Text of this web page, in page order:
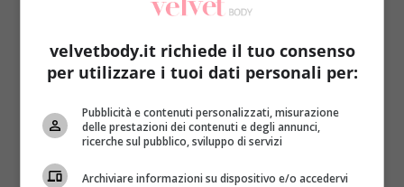
Ragno velenoso nelle banane, evacuato
supermercato. Allarme anche in Italia
velvetbody.it richiede il tuo consenso
per utilizzare i tuoi dati personali per:
Pubblicità e contenuti personalizzati, misurazione
delle prestazioni dei contenuti e degli annunci,
ricerche sul pubblico, sviluppo di servizi
Archiviare informazioni su dispositivo e/o accedervi